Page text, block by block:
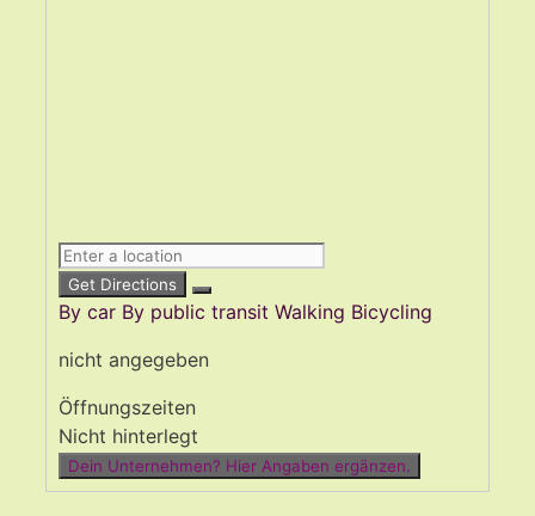
Get Directions
By car By public transit Walking Bicycling
nicht angegeben
Öffnungszeiten
Nicht hinterlegt
Dein Unternehmen? Hier Angaben ergänzen.